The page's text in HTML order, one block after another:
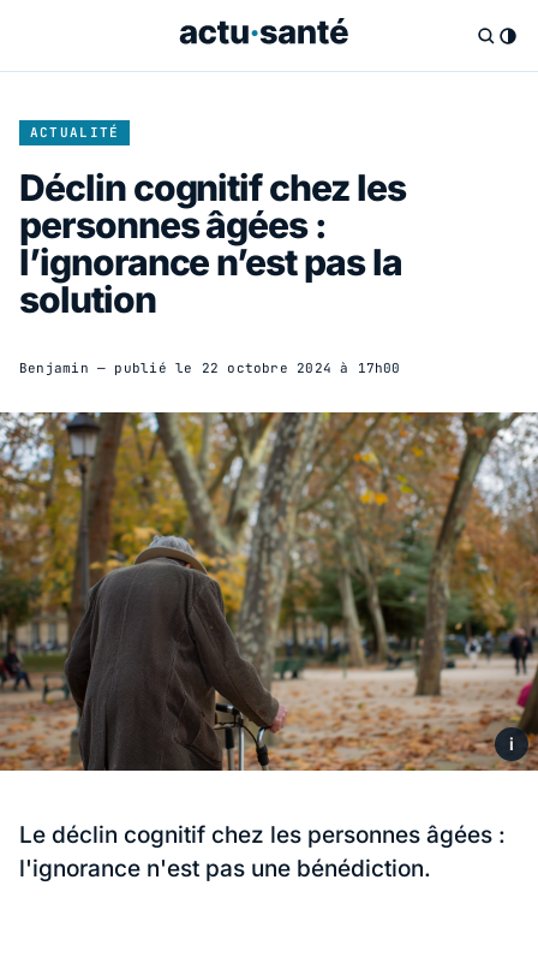
ACTUALITÉ
Déclin cognitif chez les
personnes âgées :
l’ignorance n’est pas la
solution
Benjamin — publié le 22 octobre 2024 à 17h00
i
Le déclin cognitif chez les personnes âgées :
l'ignorance n'est pas une bénédiction.